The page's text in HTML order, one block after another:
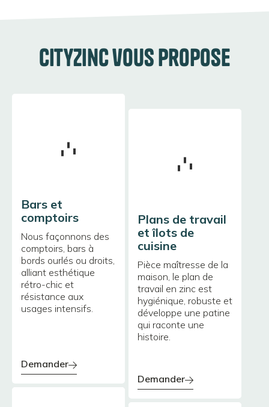
CityZinc vous propose
Bars et
comptoirs
Nous façonnons des
comptoirs, bars à
bords ourlés ou droits,
alliant esthétique
rétro-chic et
résistance aux
usages intensifs.
demander
Plans de travail
et îlots de
cuisine
Pièce maîtresse de la
maison, le plan de
travail en zinc est
hygiénique, robuste et
développe une patine
qui raconte une
histoire.
demander